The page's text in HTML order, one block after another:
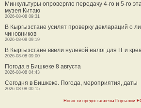
Минкультуры опровергло передачу 4-го и 5-го
музея Китаю
2026-08-08 09:31
В Кыргызстане усилят проверку деклараций о
чиновников
2026-08-08 09:19
В Кыргызстане ввели нулевой налог для IT и
2026-08-08 09:00
Погода в Бишкеке 8 августа
2026-08-08 04:43
Сегодня в Бишкеке. Погода, мероприятия, даты
2026-08-08 00:15
Новости предоставлены Порталом